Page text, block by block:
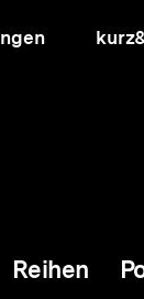
Reihen